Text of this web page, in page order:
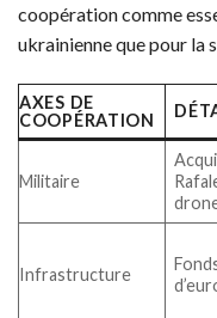
coopération comme
ukrainienne que pour la
AXES DE
COOPÉRATION
Militaire
Infrastructure